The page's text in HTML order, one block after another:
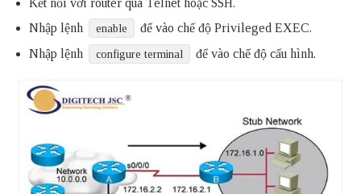
Nhập lệnh
enable
để vào chế độ Privileged EXEC.
Nhập lệnh
configure terminal để vào chế độ cấu hình.